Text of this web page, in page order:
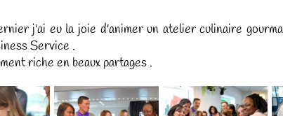
j'ai eu la joie d'animer un atelier culinaire
Service .
riche en beaux partages .